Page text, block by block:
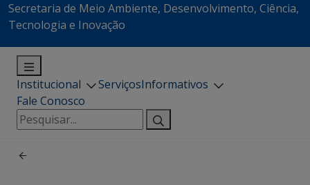
Secretaria de Meio Ambiente, Desenvolvimento, Ciência,
Tecnologia e Inovação
Institucional ServiçosInformativos
Fale Conosco
Pesquisar
por: